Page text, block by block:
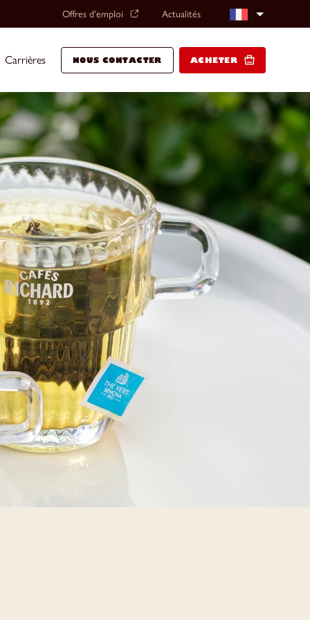
Offres d'emploi Actualités
Carrières NOUS CONTACTER ACHETER